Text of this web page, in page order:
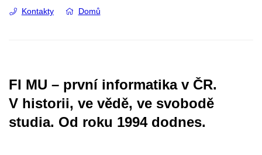
Kontakty Domů
FI MU – první informatika v ČR.
V historii, ve vědě, ve svobodě
studia. Od roku 1994 dodnes.